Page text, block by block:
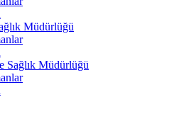
Müdürlüğü
Sağlık Müdürlüğü